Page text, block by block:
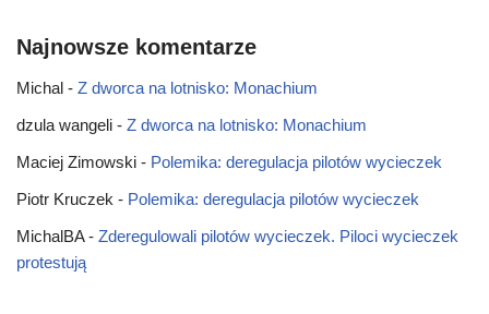
Najnowsze komentarze
Michal - Z dworca na lotnisko: Monachium
dzula wangeli - Z dworca na lotnisko: Monachium
Maciej Zimowski - Polemika: deregulacja pilotów wycieczek
Piotr Kruczek - Polemika: deregulacja pilotów wycieczek
MichalBA- Zderegulowali pilotów wycieczek. Piloci wycieczek
protestują